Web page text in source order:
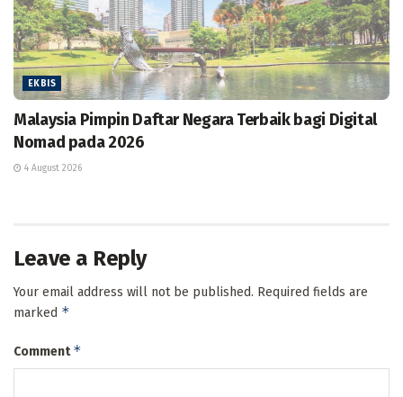
EKBIS
Malaysia Pimpin Daftar Negara Terbaik bagi Digital
Nomad pada 2026
4 August 2026
Leave a Reply
Your email address will not be published. Required fields are
marked *
Comment*